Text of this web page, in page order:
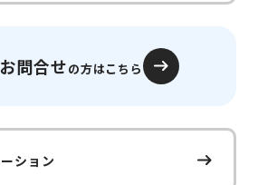
問合せの方はこちら
ション